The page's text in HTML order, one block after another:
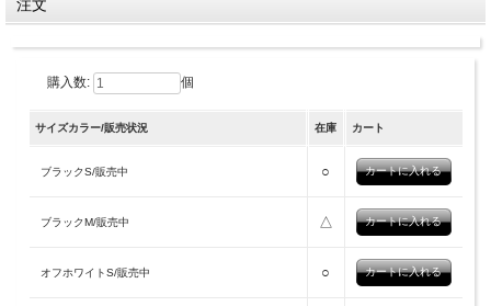
注文
購入数: 個
サイズカラー/販売状況 在庫 カート
ブラックS/販売中 ○
ブラックM/販売中 △
オフホワイトS/販売中 ○